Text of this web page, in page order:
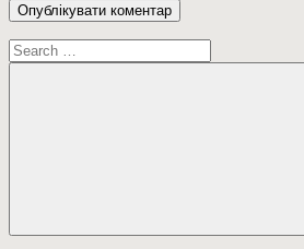
Пошук:
Пошук